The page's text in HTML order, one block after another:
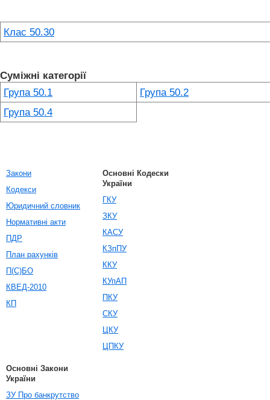
Клас 50.30
Суміжні категорії
Група 50.1
Група 50.2
Група 50.4
Закони
Кодекси
Юридичний словник
Нормативні акти
ПДР
План рахунків
П(С)БО
КВЕД-2010
КП
Основні Кодески
України
ГКУ
ЗКУ
КАСУ
КЗпПУ
ККУ
КУпАП
ПКУ
СКУ
ЦКУ
ЦПКУ
Основні Закони
України
ЗУ Про банкрутство